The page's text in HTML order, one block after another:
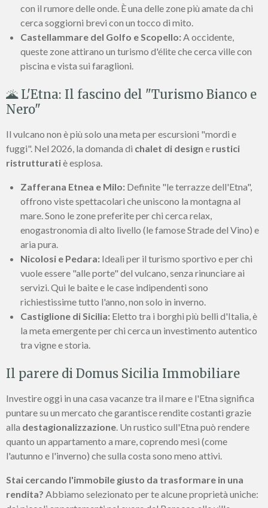
con il rumore delle onde. È una delle zone più amate da chi
cerca soggiorni brevi con un tocco di mito.
Castellammare del Golfo e Scopello: A occidente,
queste zone attirano un turismo d'élite che cerca ville con
piscina e vista sui faraglioni.
🌋 L'Etna: Il fascino del "Turismo Bianco e
Nero"
Il vulcano non è più solo una meta per escursioni "mordi e
fuggi". Nel 2026, la domanda di chalet di design e rustici
ristrutturatiè esplosa.
Zafferana Etnea e Milo: Definite "le terrazze dell'Etna",
offrono viste spettacolari che uniscono la montagna al
mare. Sono le zone preferite per chi cerca relax,
enogastronomia di alto livello (le famose Strade del Vino) e
aria pura.
Nicolosi e Pedara: Ideali per il turismo sportivo e per chi
vuole essere "alle porte" del vulcano, senza rinunciare ai
servizi. Qui le baite e le case indipendenti sono
richiestissime tutto l'anno, non solo in inverno.
Castiglione di Sicilia: Eletto tra i borghi più belli d'Italia, è
la meta emergente per chi cerca un investimento autentico
tra vigne e storia.
Il parere di Domus Sicilia Immobiliare
Investire oggi in una casa vacanze tra il mare e l'Etna significa
puntare su un mercato che garantisce rendite costanti grazie
alla destagionalizzazione . Un rustico sull'Etna può rendere
quanto un appartamento a mare, coprendo mesi (come
l'autunno e l'inverno) che sulla costa sono meno attivi.
Stai cercando l'immobile giusto da trasformare in una
rendita? Abbiamo selezionato per te alcune proprietà uniche: